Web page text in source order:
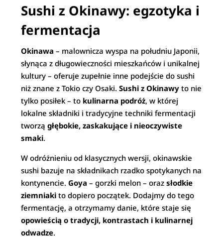
Sushi z Okinawy: egzotyka i
fermentacja
Okinawa – malownicza wyspa na południu Japonii,
słynąca z długowieczności mieszkańców i unikalnej
kultury – oferuje zupełnie inne podejście do sushi
niż znane z Tokio czy Osaki.Sushi z Okinawy to nie
tylko posiłek – to kulinarna podróż, w której
lokalne składniki i tradycyjne techniki fermentacji
tworzągłębokie, zaskakujące i nieoczywiste
smaki.
W odróżnieniu od klasycznych wersji, okinawskie
sushi bazuje na składnikach rzadko spotykanych na
kontynencie.Goya – gorzki melon – orazsłodkie
ziemniaki to dopiero początek. Dodajmy do tego
fermentację, a otrzymamy danie, które staje się
opowieścią o tradycji, kontrastach i kulinarnej
odwadze.